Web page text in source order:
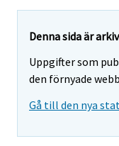
Denna sida är
Uppgifter som
den förnyade
Gå till den nya